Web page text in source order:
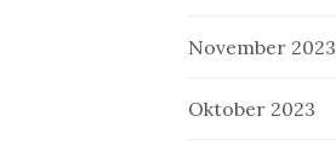
November 2023
Oktober 2023